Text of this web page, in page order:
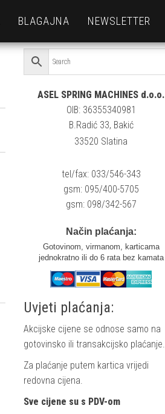
BLAGAJNA NEWSLETTER
ASEL SPRING MACHINES d.o.o.
OIB: 36355340981
B.Radić 33, Bakić
33520 Slatina
tel/fax: 033/546-343
gsm: 095/400-5705
gsm: 098/342-567
Način plaćanja:
Gotovinom, virmanom, karticama
jednokratno ili do 6 rata bez kamata
Uvjeti plaćanja:
Akcijske cijene se odnose samo na
gotovinsko ili transakcijsko plaćanje.
Za plaćanje putem kartica vrijedi
redovna cijena.
Sve cijene su s PDV-om